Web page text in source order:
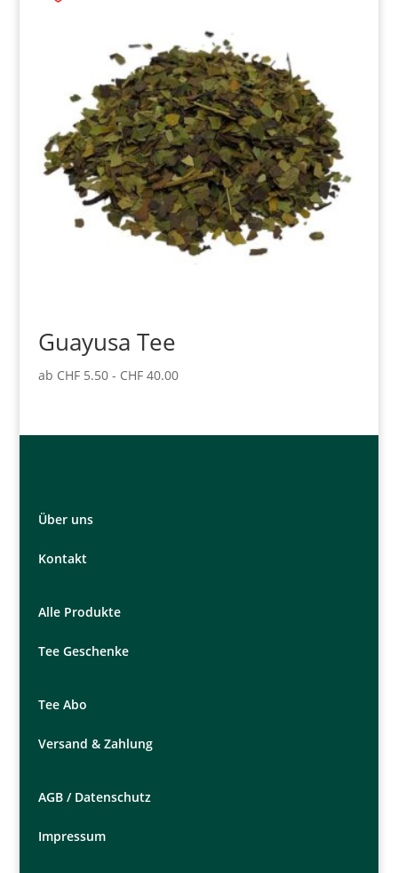
Guayusa Tee
ab CHF5.50- CHF40.00
Über uns
Kontakt
Alle Produkte
Tee Geschenke
Tee Abo
Versand & Zahlung
AGB / Datenschutz
Impressum